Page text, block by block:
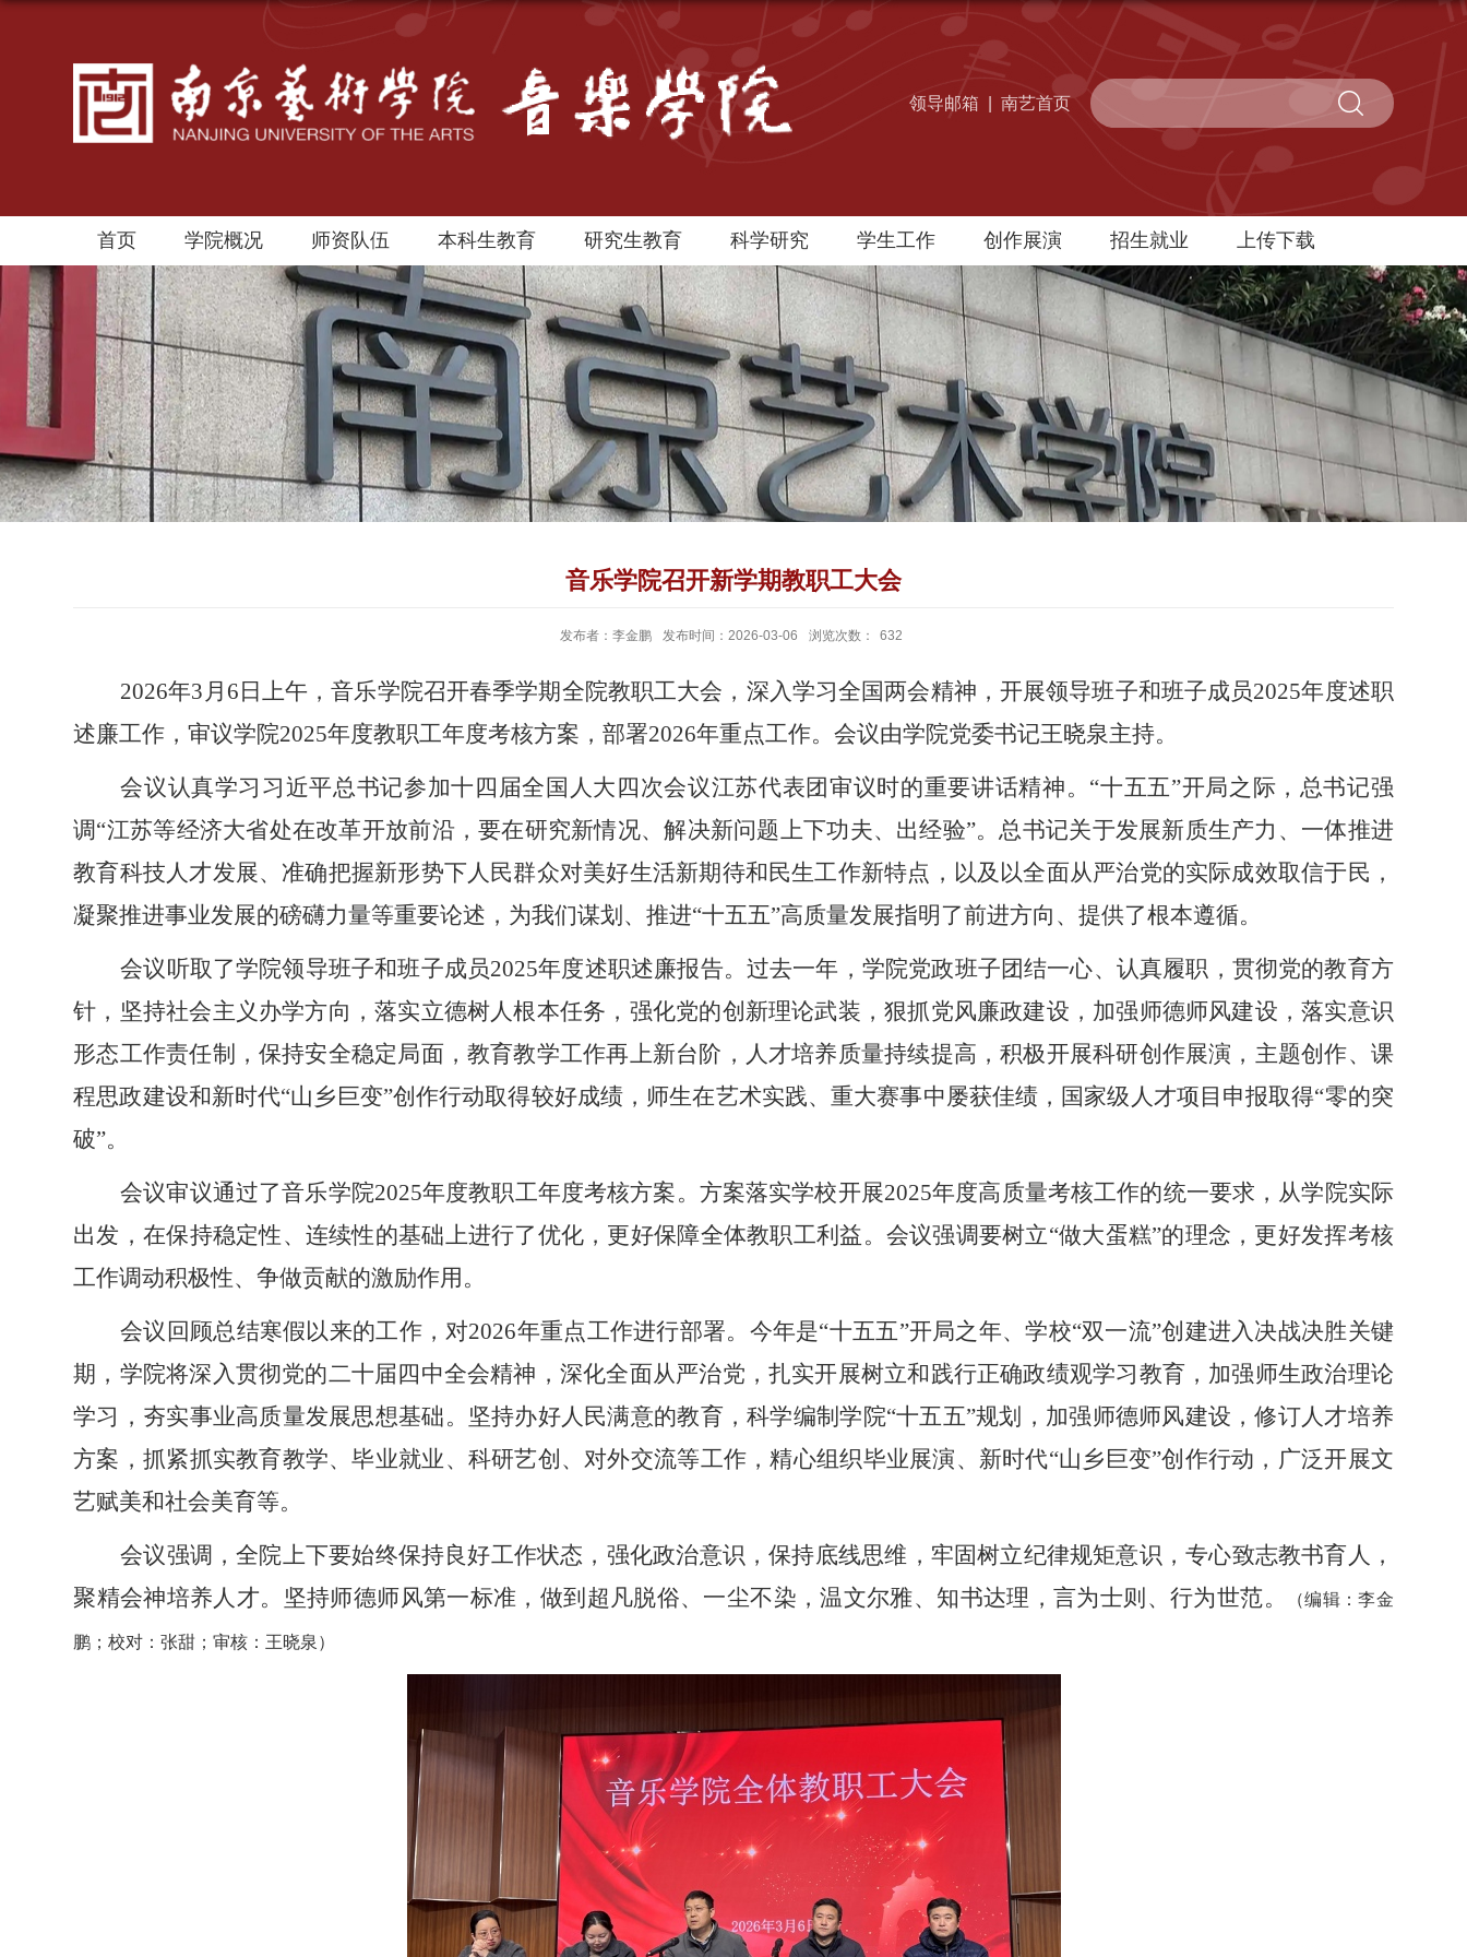
领导邮箱 南艺首页
首页 学院概况 师资队伍 本科生教育 研究生教育 科学研究 学生工作 创作展演 招生就业 上传下载
音乐学院召开新学期教职工大会
发布者：李金鹏 发布时间：2026-03-06 浏览次数： 632
2026年3月6 日上午，音乐学院召开春季学期全院教职工大会，深入学习全国两会精神，开展领导班子和班子成员2025年度述职
述廉工作，审议学院2025年度教职工年度考核方案，部署2026年重点工作。会议由学院党委书记王晓泉主持。
会议认真学习习近平总书记参加十四届全国人大四次会议江苏代表团审议时的重要讲话精神。 “十五五”开局之际，总书记强
调“江苏等经济大省处在改革开放前沿，要在研究新情况、解决新问题上下功夫、出经验”。总书记关于发展新质生产力、一体推进
教育科技人才发展、准确把握新形势下人民群众对美好生活新期待和民生工作新特点，以及以全面从严治党的实际成效取信于民，
凝聚推进事业发展的磅礴力量等重要论述，为我们谋划、推进“十五五”高质量发展指明了前进方向、提供了根本遵循。
会议听取了学院领导班子和班子成员2025年度述职述廉报告。过去一年，学院党政班子团结一心、认真履职，贯彻党的教育方
针，坚持社会主义办学方向，落实立德树人根本任务，强化党的创新理论武装，狠抓党风廉政建设，加强师德师风建设，落实意识
形态工作责任制，保持安全稳定局面，教育教学工作再上新台阶，人才培养质量持续提高，积极开展科研创作展演，主题创作、课
程思政建设和新时代“山乡巨变”创作行动取得较好成绩，师生在艺术实践、重大赛事中屡获佳绩，国家级人才项目申报取得“零的突
破”。
会议审议通过了音乐学院2025年度教职工年度考核方案。 方案落实学校开展2025年度高质量考核工作的统一要求，从学院实际
出发，在保持稳定性、连续性的基础上进行了优化，更好保障全体教职工利益。会议强调要树立“做大蛋糕”的理念，更好发挥考核
工作调动积极性、争做贡献的激励作用。
会议回顾总结寒假以来的工作，对2026年重点工作进行部署。今年是“十五五”开局之年、学校“双一流”创建进入决战决胜关键
期，学院将深入贯彻党的二十届四中全会精神 ， 深化全面从严治党，扎实开展树立和践行正确政绩观学习教育，加强师生政治理论
学习，夯实事业高质量发展思想基础。坚持办好人民满意的教育，科学编制学院“十五五”规划，加强师德师风建设，修订人才培养
方案，抓紧抓实教育教学、毕业就业、科研艺创、对外交流等工作，精心组织毕业展演、新时代“山乡巨变”创作行动，广泛开展文
艺赋美和社会美育等。
会议强调，全院上下要始终保持良好工作状态，强化政治意识，保持底线思维，牢固树立纪律规矩意识，专心致志教书育人，
聚精会神培养人才。坚持师德师风第一标准，做到超凡脱俗、一尘不染，温文尔雅、知书达理，言为士则、行为世范。
（编辑：李金
鹏；校对：张甜；审核：王晓泉）